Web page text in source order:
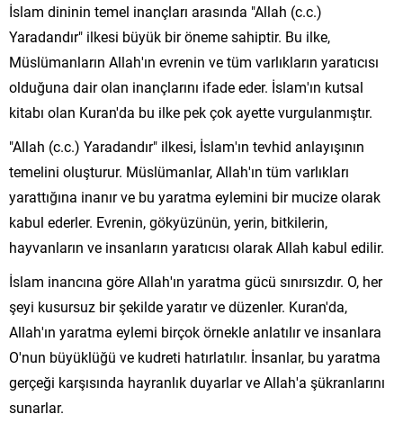
İslam dininin temel inançları arasında "Allah (c.c.)
Yaradandır" ilkesi büyük bir öneme sahiptir. Bu ilke,
Müslümanların Allah'ın evrenin ve tüm varlıkların yaratıcısı
olduğuna dair olan inançlarını ifade eder. İslam'ın kutsal
kitabı olan Kuran'da bu ilke pek çok ayette vurgulanmıştır.
"Allah (c.c.) Yaradandır" ilkesi, İslam'ın tevhid anlayışının
temelini oluşturur. Müslümanlar, Allah'ın tüm varlıkları
yarattığına inanır ve bu yaratma eylemini bir mucize olarak
kabul ederler. Evrenin, gökyüzünün, yerin, bitkilerin,
hayvanların ve insanların yaratıcısı olarak Allah kabul edilir.
İslam inancına göre Allah'ın yaratma gücü sınırsızdır. O, her
şeyi kusursuz bir şekilde yaratır ve düzenler. Kuran'da,
Allah'ın yaratma eylemi birçok örnekle anlatılır ve insanlara
O'nun büyüklüğü ve kudreti hatırlatılır. İnsanlar, bu yaratma
gerçeği karşısında hayranlık duyarlar ve Allah'a şükranlarını
sunarlar.